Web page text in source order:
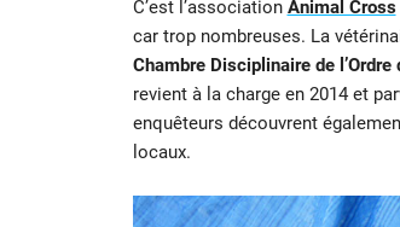
C’est l’association Animal Cross
car trop nombreuses. La
Chambre Disciplinaire de
revient à la charge en 2014 et
enquêteurs découvrent
locaux.